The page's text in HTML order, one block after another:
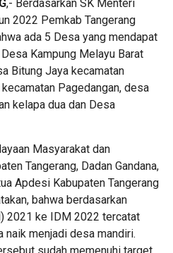
,- Berdasarkan SK Menteri
2022 Pemkab Tangerang
ada 5 Desa yang mendapat
Kampung Melayu Barat
Bitung Jaya kecamatan
Pagedangan, desa
kelapa dua dan Desa
Masyarakat dan
Tangerang, Dadan Gandana,
Apdesi Kabupaten Tangerang
bahwa berdasarkan
2021 ke IDM 2022 tercatat
naik menjadi desa mandiri.